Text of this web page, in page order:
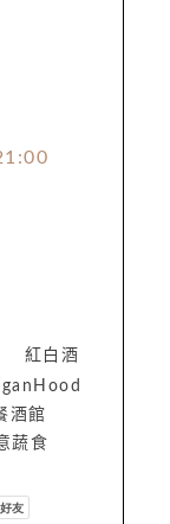
紅白酒
酒館
蔬食